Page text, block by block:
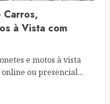
à Vista com
e motos à vista
ou presencial...